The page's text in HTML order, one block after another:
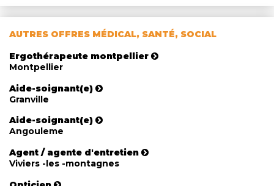
AUTRES OFFRES MÉDICAL, SANTÉ, SOCIAL
Ergothérapeute montpellier
Montpellier
Aide-soignant(e)
Granville
Aide-soignant(e)
Angouleme
Agent / agente d'entretien
Viviers -les -montagnes